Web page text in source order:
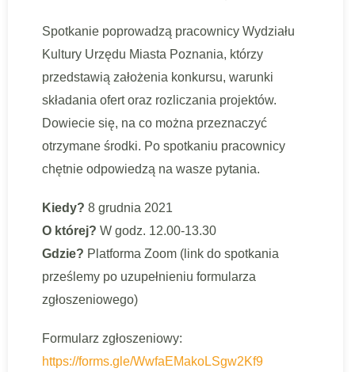
Spotkanie poprowadzą pracownicy Wydziału
Kultury Urzędu Miasta Poznania, którzy
przedstawią założenia konkursu, warunki
składania ofert oraz rozliczania projektów.
Dowiecie się, na co można przeznaczyć
otrzymane środki. Po spotkaniu pracownicy
chętnie odpowiedzą na wasze pytania.
Kiedy? 8 grudnia 2021
O której? W godz. 12.00-13.30
Gdzie? Platforma Zoom (link do spotkania
prześlemy po uzupełnieniu formularza
zgłoszeniowego)
Formularz zgłoszeniowy:
https://forms.gle/WwfaEMakoLSgw2Kf9